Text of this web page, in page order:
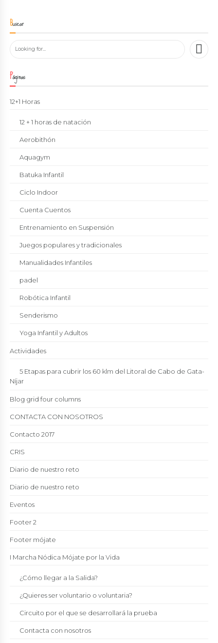
Buscar
Páginas
12+1 Horas
12 + 1 horas de natación
Aerobithón
Aquagym
Batuka Infantil
Ciclo Indoor
Cuenta Cuentos
Entrenamiento en Suspensión
Juegos populares y tradicionales
Manualidades Infantiles
padel
Robótica Infantil
Senderismo
Yoga Infantil y Adultos
Actividades
5 Etapas para cubrir los 60 klm del Litoral de Cabo de Gata-
Níjar
Blog grid four columns
CONTACTA CON NOSOTROS
Contacto 2017
CRIS
Diario de nuestro reto
Diario de nuestro reto
Eventos
Footer 2
Footer mójate
I Marcha Nódica Mójate por la Vida
¿Cómo llegar a la Salida?
¿Quieres ser voluntario o voluntaria?
Circuito por el que se desarrollará la prueba
Contacta con nosotros